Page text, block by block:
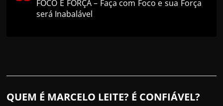
FOCO É FORÇA – Faça com Foco e sua Força
será Inabalável
QUEM É MARCELO LEITE? É CONFIÁVEL?